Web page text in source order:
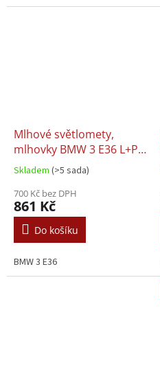
Mlhové světlomety,
mlhovky BMW 3 E36 L+P /
sada
Skladem (>5 sada)
700 Kč bez DPH
861 Kč
Do košíku
BMW 3 E36